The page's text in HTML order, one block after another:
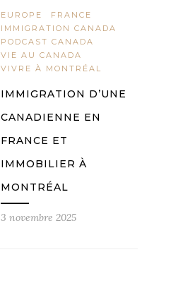
EUROPE
FRANCE
IMMIGRATION CANADA
PODCAST CANADA
VIE AU CANADA
VIVRE À MONTRÉAL
IMMIGRATION D’UNE
CANADIENNE EN
FRANCE ET
IMMOBILIER À
MONTRÉAL
3 novembre 2025